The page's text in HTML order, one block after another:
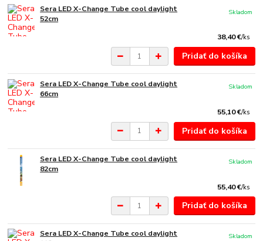
Sera LED X-Change Tube cool daylight
52cm
38,40 €/ks
Skladom
Pridať do košíka
Sera LED X-Change Tube cool daylight
66cm
55,10 €/ks
Skladom
Pridať do košíka
Sera LED X-Change Tube cool daylight
82cm
55,40 €/ks
Skladom
Pridať do košíka
Sera LED X-Change Tube cool daylight
Skladom